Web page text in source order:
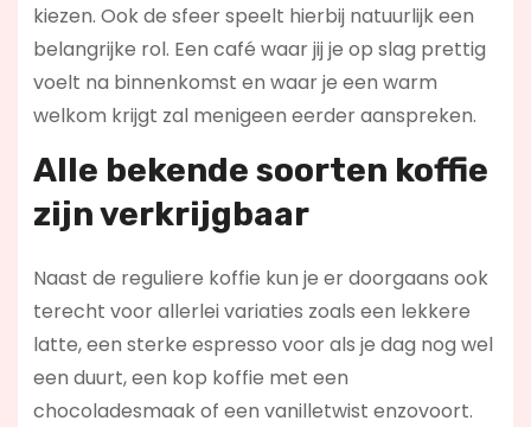
kiezen. Ook de sfeer speelt hierbij natuurlijk een
belangrijke rol. Een café waar jij je op slag prettig
voelt na binnenkomst en waar je een warm
welkom krijgt zal menigeen eerder aanspreken.
Alle bekende soorten koffie
zijn verkrijgbaar
Naast de reguliere koffie kun je er doorgaans ook
terecht voor allerlei variaties zoals een lekkere
latte, een sterke espresso voor als je dag nog wel
een duurt, een kop koffie met een
chocoladesmaak of een vanilletwist enzovoort.